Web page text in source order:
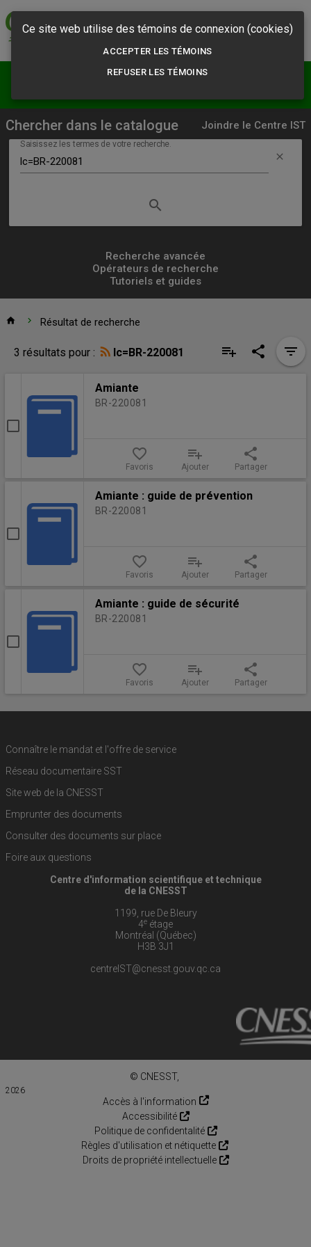
normes, de l'équité,
de la santé et de la
Chercher dans le catalogue Joindre le Centre IST
Saisissez les termes de votre recherche.
clear
searchLancer
recherche
simple
Recherche avancée
Opérateurs de recherche
Tutoriels et guides
home Accueil
chevron_right Résultat de recherche
Résultat
recherche
Outils
3 résultats pour : lc=BR-220081 playlist_add share filter_list
recherche
Sélectionner
Amiante
BR-220081
favorite_border
Favoris
playlist_add
Ajouter
share
Partager
Sélectionner
Amiante : guide de prévention
BR-220081
favorite_border
Favoris
playlist_add
Ajouter
share
Partager
Sélectionner
sécurité
Amiante : guide de sécurité
BR-220081
favorite_border
Favoris
playlist_add
Ajouter
share
Partager
Connaître le mandat et l'offre de service
Réseau documentaire SST
Site web de la CNESST
Emprunter des documents
Consulter des documents sur place
Foire aux questions
Centre d'information scientifique et technique
de la CNESST
1199, rue De Bleury
4e étage
Montréal (Québec)
H3B 3J1
centreIST@cnesst.gouv.qc.ca
© CNESST,
2026
Accès à l'information
Accessibilité
Politique de confidentalité
Règles d'utilisation et nétiquette
Droits de propriété intellectuelle
Ce site web utilise des témoins de connexion (cookies)
ACCEPTER LES TÉMOINS
REFUSER LES TÉMOINS